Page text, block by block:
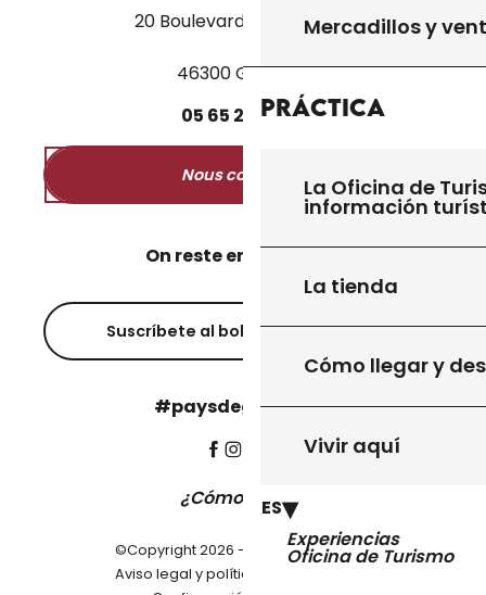
Mercadillos y
Práctica
La Oficina de
información
La tienda
Cómo llegar y
Vivir aquí
ES
Experiencias
Oficina de Turismo
20 Boulevard des Martyrs
46300 Gourdon
05 65 27 5250
Nous contacter
On reste en contact ?
Suscríbete al boletín informativo
#paysdegourdon !
¿Cómo llegar?
©Copyright 2026 - Pays de Gourdon
Aviso legal y política de privacidad